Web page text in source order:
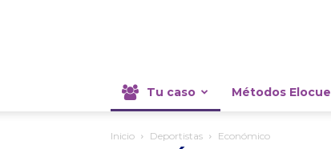
Tu caso Métodos
Inicio Deportistas Económico